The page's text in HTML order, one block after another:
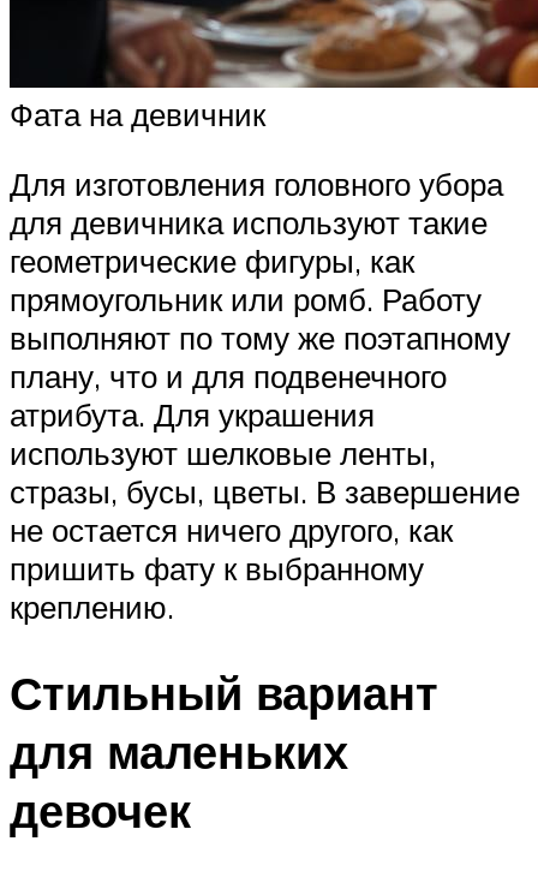
Фата на девичник
Для изготовления головного убора
для девичника используют такие
геометрические фигуры, как
прямоугольник или ромб. Работу
выполняют по тому же поэтапному
плану, что и для подвенечного
атрибута. Для украшения
используют шелковые ленты,
стразы, бусы, цветы. В завершение
не остается ничего другого, как
пришить фату к выбранному
креплению.
Стильный вариант
для маленьких
девочек